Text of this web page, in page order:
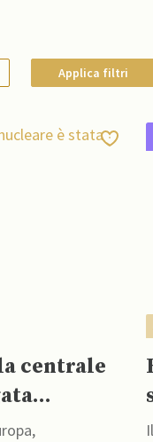
Applica filtri
centrale